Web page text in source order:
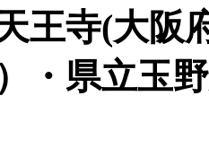
王寺(大
・県立玉